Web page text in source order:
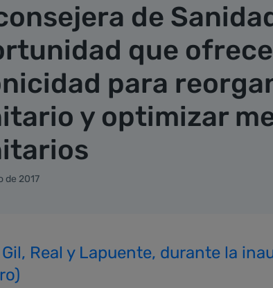
de
que
para
y optimizar
de 2017
Gil, Real y Lapuente, durante la